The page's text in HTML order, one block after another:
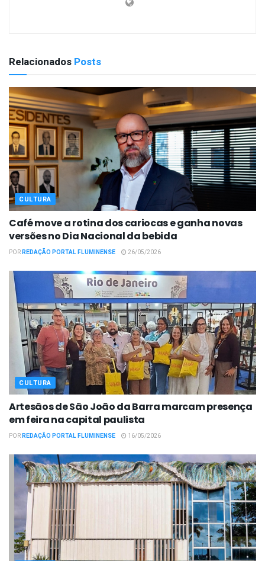
Relacionados Posts
CULTURA
Café move a rotina dos cariocas e ganha novas
versões no Dia Nacional da bebida
PORREDAÇÃO PORTAL FLUMINENSE 26/05/2026
CULTURA
Artesãos de São João da Barra marcam presença
em feira na capital paulista
PORREDAÇÃO PORTAL FLUMINENSE 16/05/2026